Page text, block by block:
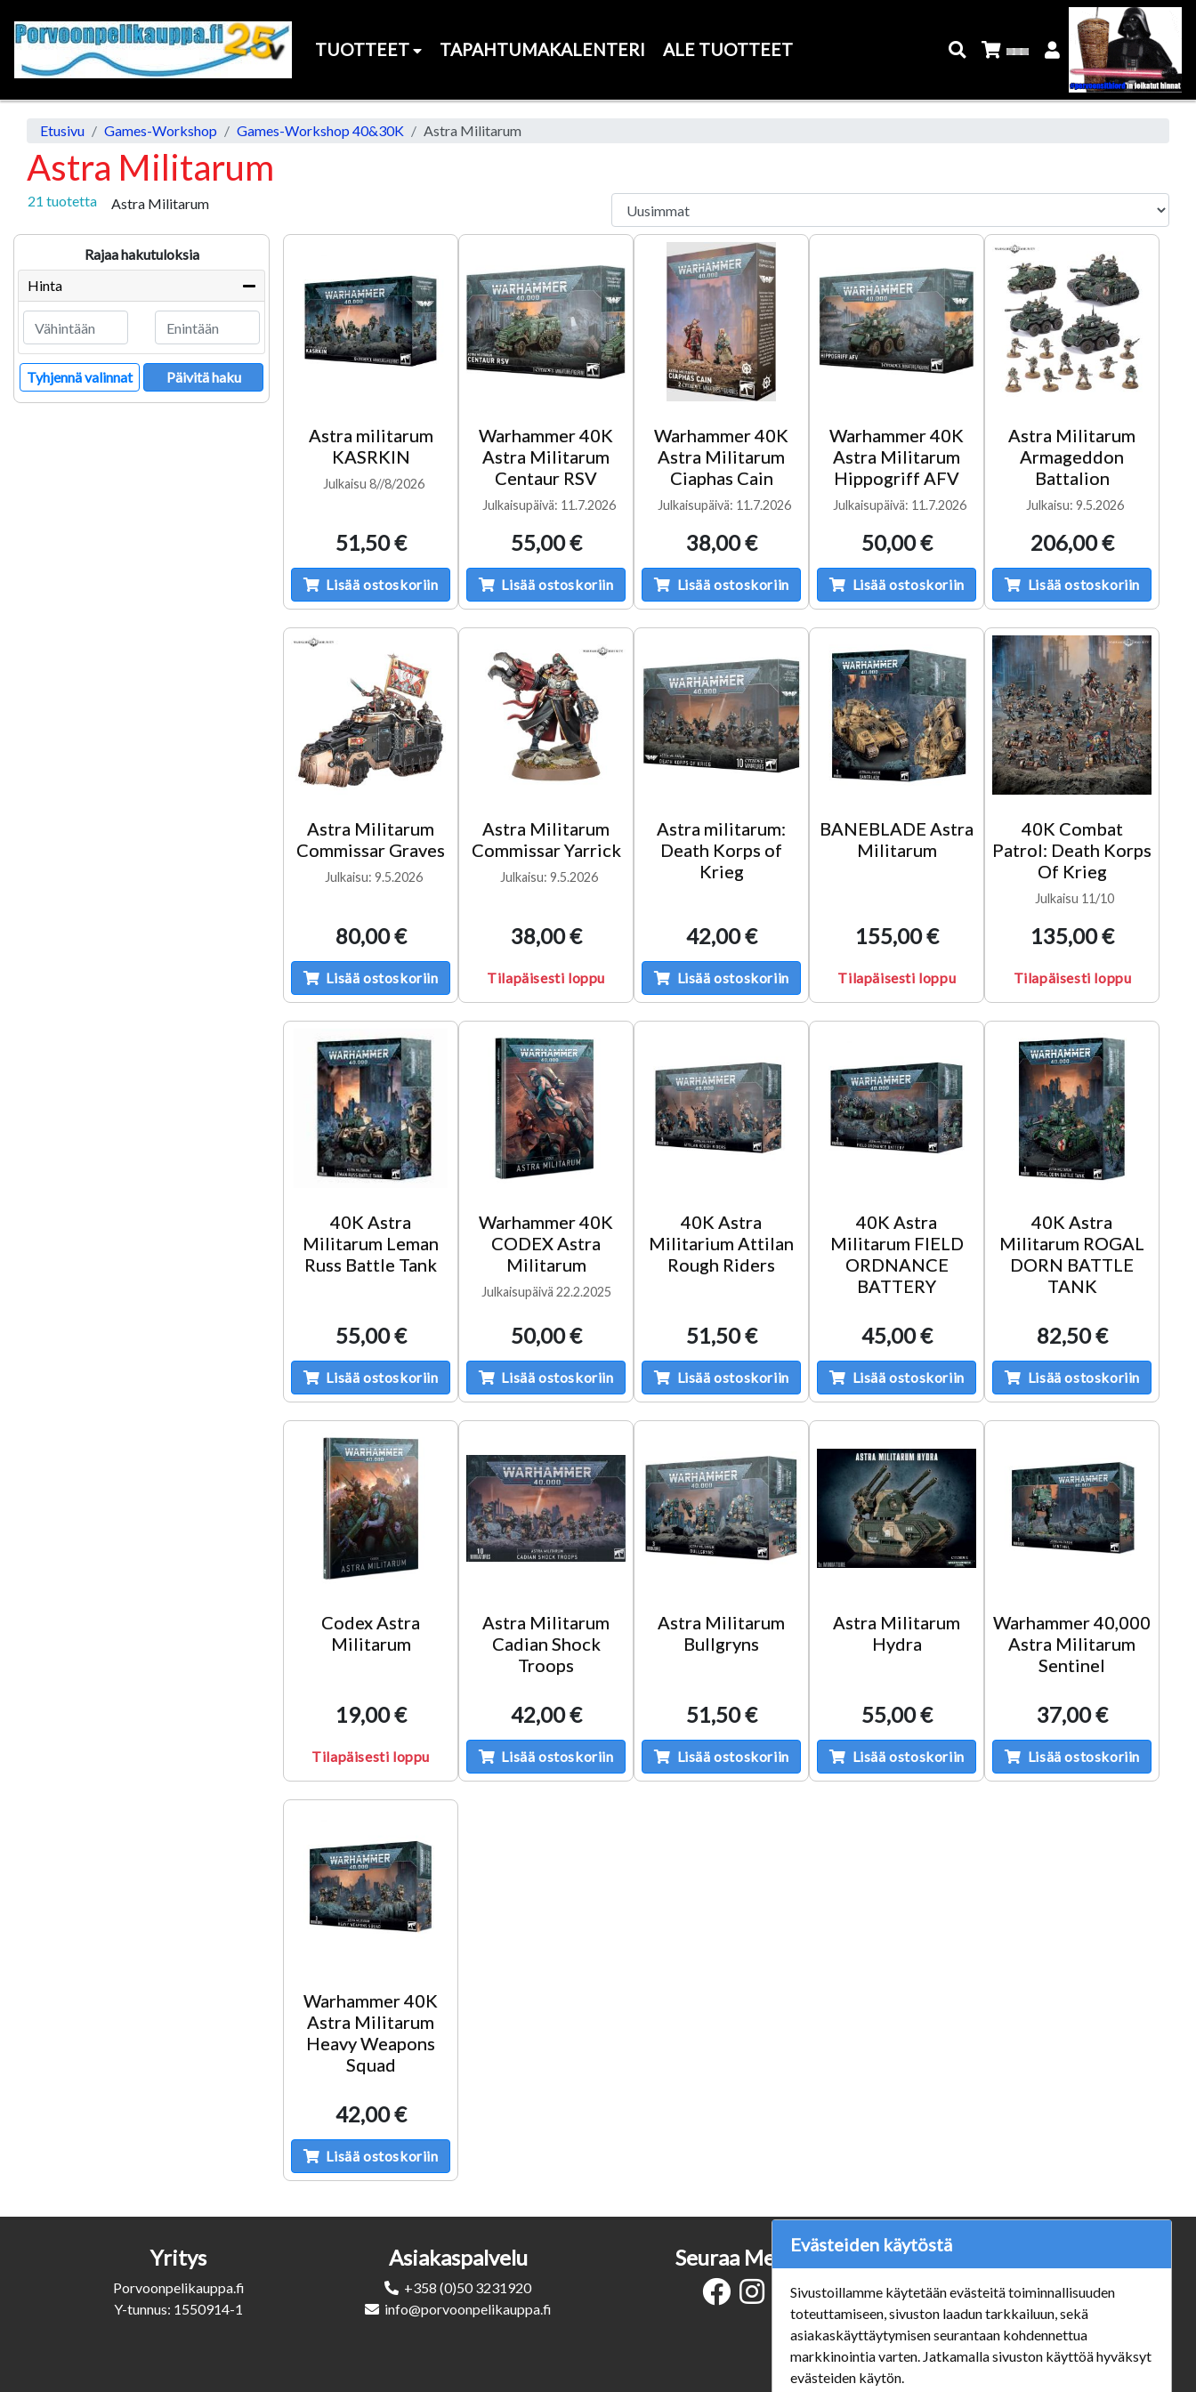
TUOTTEET TAPAHTUMAKALENTERI ALE TUOTTEET
Etusivu Games-Workshop Games-Workshop 40&30K Astra Militarum
Astra Militarum
21 tuotetta Astra Militarum
Rajaa hakutuloksia
Hinta
Tyhjennä valinnat Päivitä haku
Astra militarum
KASRKIN
Julkaisu 8//8/2026
51,50 €
Lisää ostoskoriin
Warhammer 40K
Astra Militarum
Centaur RSV
Julkaisupäivä: 11.7.2026
55,00 €
Lisää ostoskoriin
Warhammer 40K
Astra Militarum
Ciaphas Cain
Julkaisupäivä: 11.7.2026
38,00 €
Lisää ostoskoriin
Warhammer 40K
Astra Militarum
Hippogriff AFV
Julkaisupäivä: 11.7.2026
50,00 €
Lisää ostoskoriin
Astra Militarum
Armageddon
Battalion
Julkaisu: 9.5.2026
206,00 €
Lisää ostoskoriin
Astra Militarum
Commissar Graves
Julkaisu: 9.5.2026
80,00 €
Lisää ostoskoriin
Astra Militarum
Commissar Yarrick
Julkaisu: 9.5.2026
38,00 €
Tilapäisesti loppu
Astra militarum:
Death Korps of
Krieg
42,00 €
Lisää ostoskoriin
BANEBLADE Astra
Militarum
155,00 €
Tilapäisesti loppu
40K Combat
Patrol: Death Korps
Of Krieg
Julkaisu 11/10
135,00 €
Tilapäisesti loppu
40K Astra
Militarum Leman
Russ Battle Tank
55,00 €
Lisää ostoskoriin
Warhammer 40K
CODEX Astra
Militarum
Julkaisupäivä 22.2.2025
50,00 €
Lisää ostoskoriin
40K Astra
Militarium Attilan
Rough Riders
51,50 €
Lisää ostoskoriin
40K Astra
Militarum FIELD
ORDNANCE
BATTERY
45,00 €
Lisää ostoskoriin
40K Astra
Militarum ROGAL
DORN BATTLE
TANK
82,50 €
Lisää ostoskoriin
Codex Astra
Militarum
19,00 €
Tilapäisesti loppu
Astra Militarum
Cadian Shock
Troops
42,00 €
Lisää ostoskoriin
Astra Militarum
Bullgryns
51,50 €
Lisää ostoskoriin
Astra Militarum
Hydra
55,00 €
Lisää ostoskoriin
Warhammer 40,000
Astra Militarum
Sentinel
37,00 €
Lisää ostoskoriin
Warhammer 40K
Astra Militarum
Heavy Weapons
Squad
42,00 €
Lisää ostoskoriin
Yritys
Porvoonpelikauppa.fi
Y-tunnus: 1550914-1
Asiakaspalvelu
+358 (0)50 3231920
info@porvoonpelikauppa.fi
Verkkokauppa
#Yhteiskuntavastuu
#porvoonsithlord
Tilaus- ja toimitusehdot
ALE TUOTTEET
Mannerheiminkatu 10 Aukioloajat:
Seuraa Meitä
Evästeiden käytöstä
Sivustoillamme käytetään evästeitä toiminnallisuuden
toteuttamiseen, sivuston laadun tarkkailuun, sekä
asiakaskäyttäytymisen seurantaan kohdennettua
markkinointia varten. Jatkamalla sivuston käyttöä hyväksyt
evästeiden käytön.